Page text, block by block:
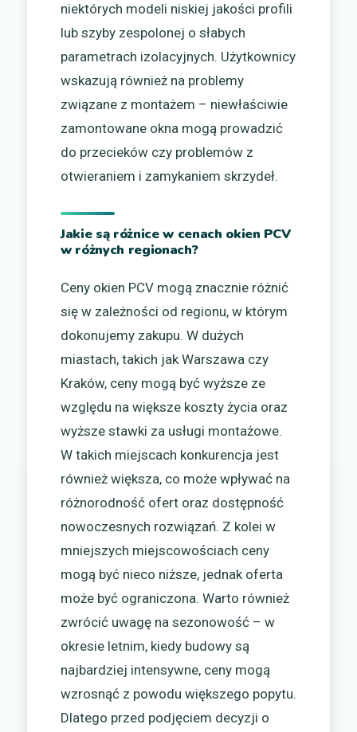
niektórych modeli niskiej jakości profili
lub szyby zespolonej o słabych
parametrach izolacyjnych. Użytkownicy
wskazują również na problemy
związane z montażem – niewłaściwie
zamontowane okna mogą prowadzić
do przecieków czy problemów z
otwieraniem i zamykaniem skrzydeł.
Jakie są różnice w cenach okien PCV
w różnych regionach?
Ceny okien PCV mogą znacznie różnić
się w zależności od regionu, w którym
dokonujemy zakupu. W dużych
miastach, takich jak Warszawa czy
Kraków, ceny mogą być wyższe ze
względu na większe koszty życia oraz
wyższe stawki za usługi montażowe.
W takich miejscach konkurencja jest
również większa, co może wpływać na
różnorodność ofert oraz dostępność
nowoczesnych rozwiązań. Z kolei w
mniejszych miejscowościach ceny
mogą być nieco niższe, jednak oferta
może być ograniczona. Warto również
zwrócić uwagę na sezonowość – w
okresie letnim, kiedy budowy są
najbardziej intensywne, ceny mogą
wzrosnąć z powodu większego popytu.
Dlatego przed podjęciem decyzji o